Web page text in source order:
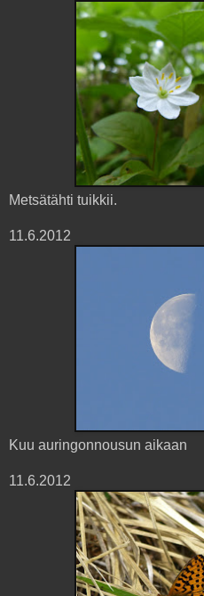
Metsätähti tuikkii.
11.6.2012
Kuu auringonnousun aikaan
11.6.2012